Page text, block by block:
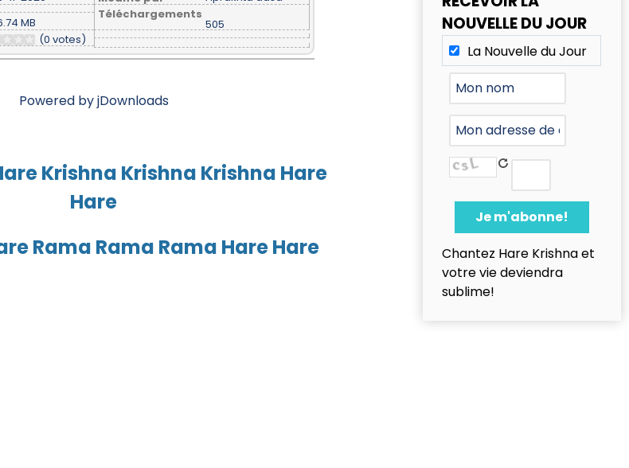
MB
(0 votes)
Téléchargements
505
Powered by jDownloads
Krishna Krishna Krishna Hare
Hare
Rama Rama Rama Hare Hare
NOUVELLE DU JOUR
La Nouvelle du Jour
Chantez Hare Krishna et
votre vie deviendra
sublime!